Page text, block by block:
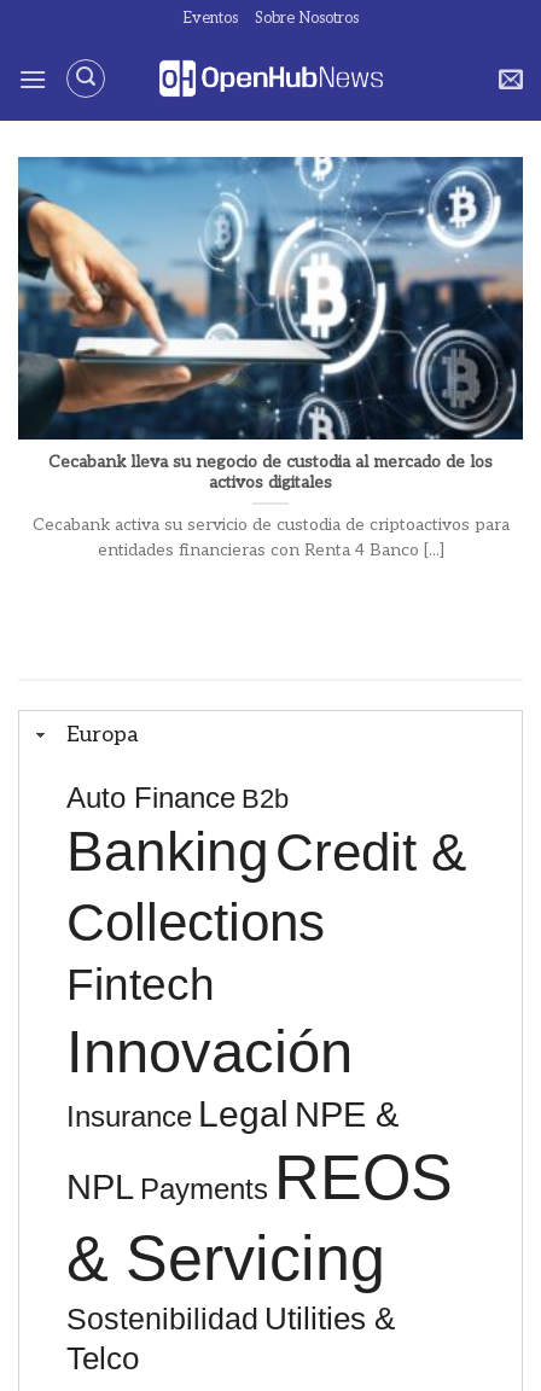
contenido
Eventos Sobre Nosotros
Europa
Auto Finance B2b
Banking Credit &
Collections
Fintech
Innovación
Insurance Legal NPE &
NPL Payments REOS
& Servicing
Sostenibilidad Utilities &
Telco
Cecabank lleva su negocio de custodia al mercado de los
activos digitales
Cecabank activa su servicio de custodia de criptoactivos para
entidades financieras con Renta 4 Banco [...]